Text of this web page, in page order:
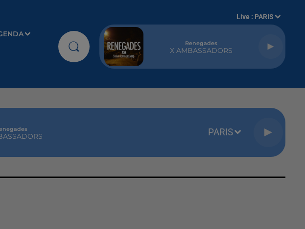
Live : PARIS
Renegades
X AMBASSADORS
PARIS